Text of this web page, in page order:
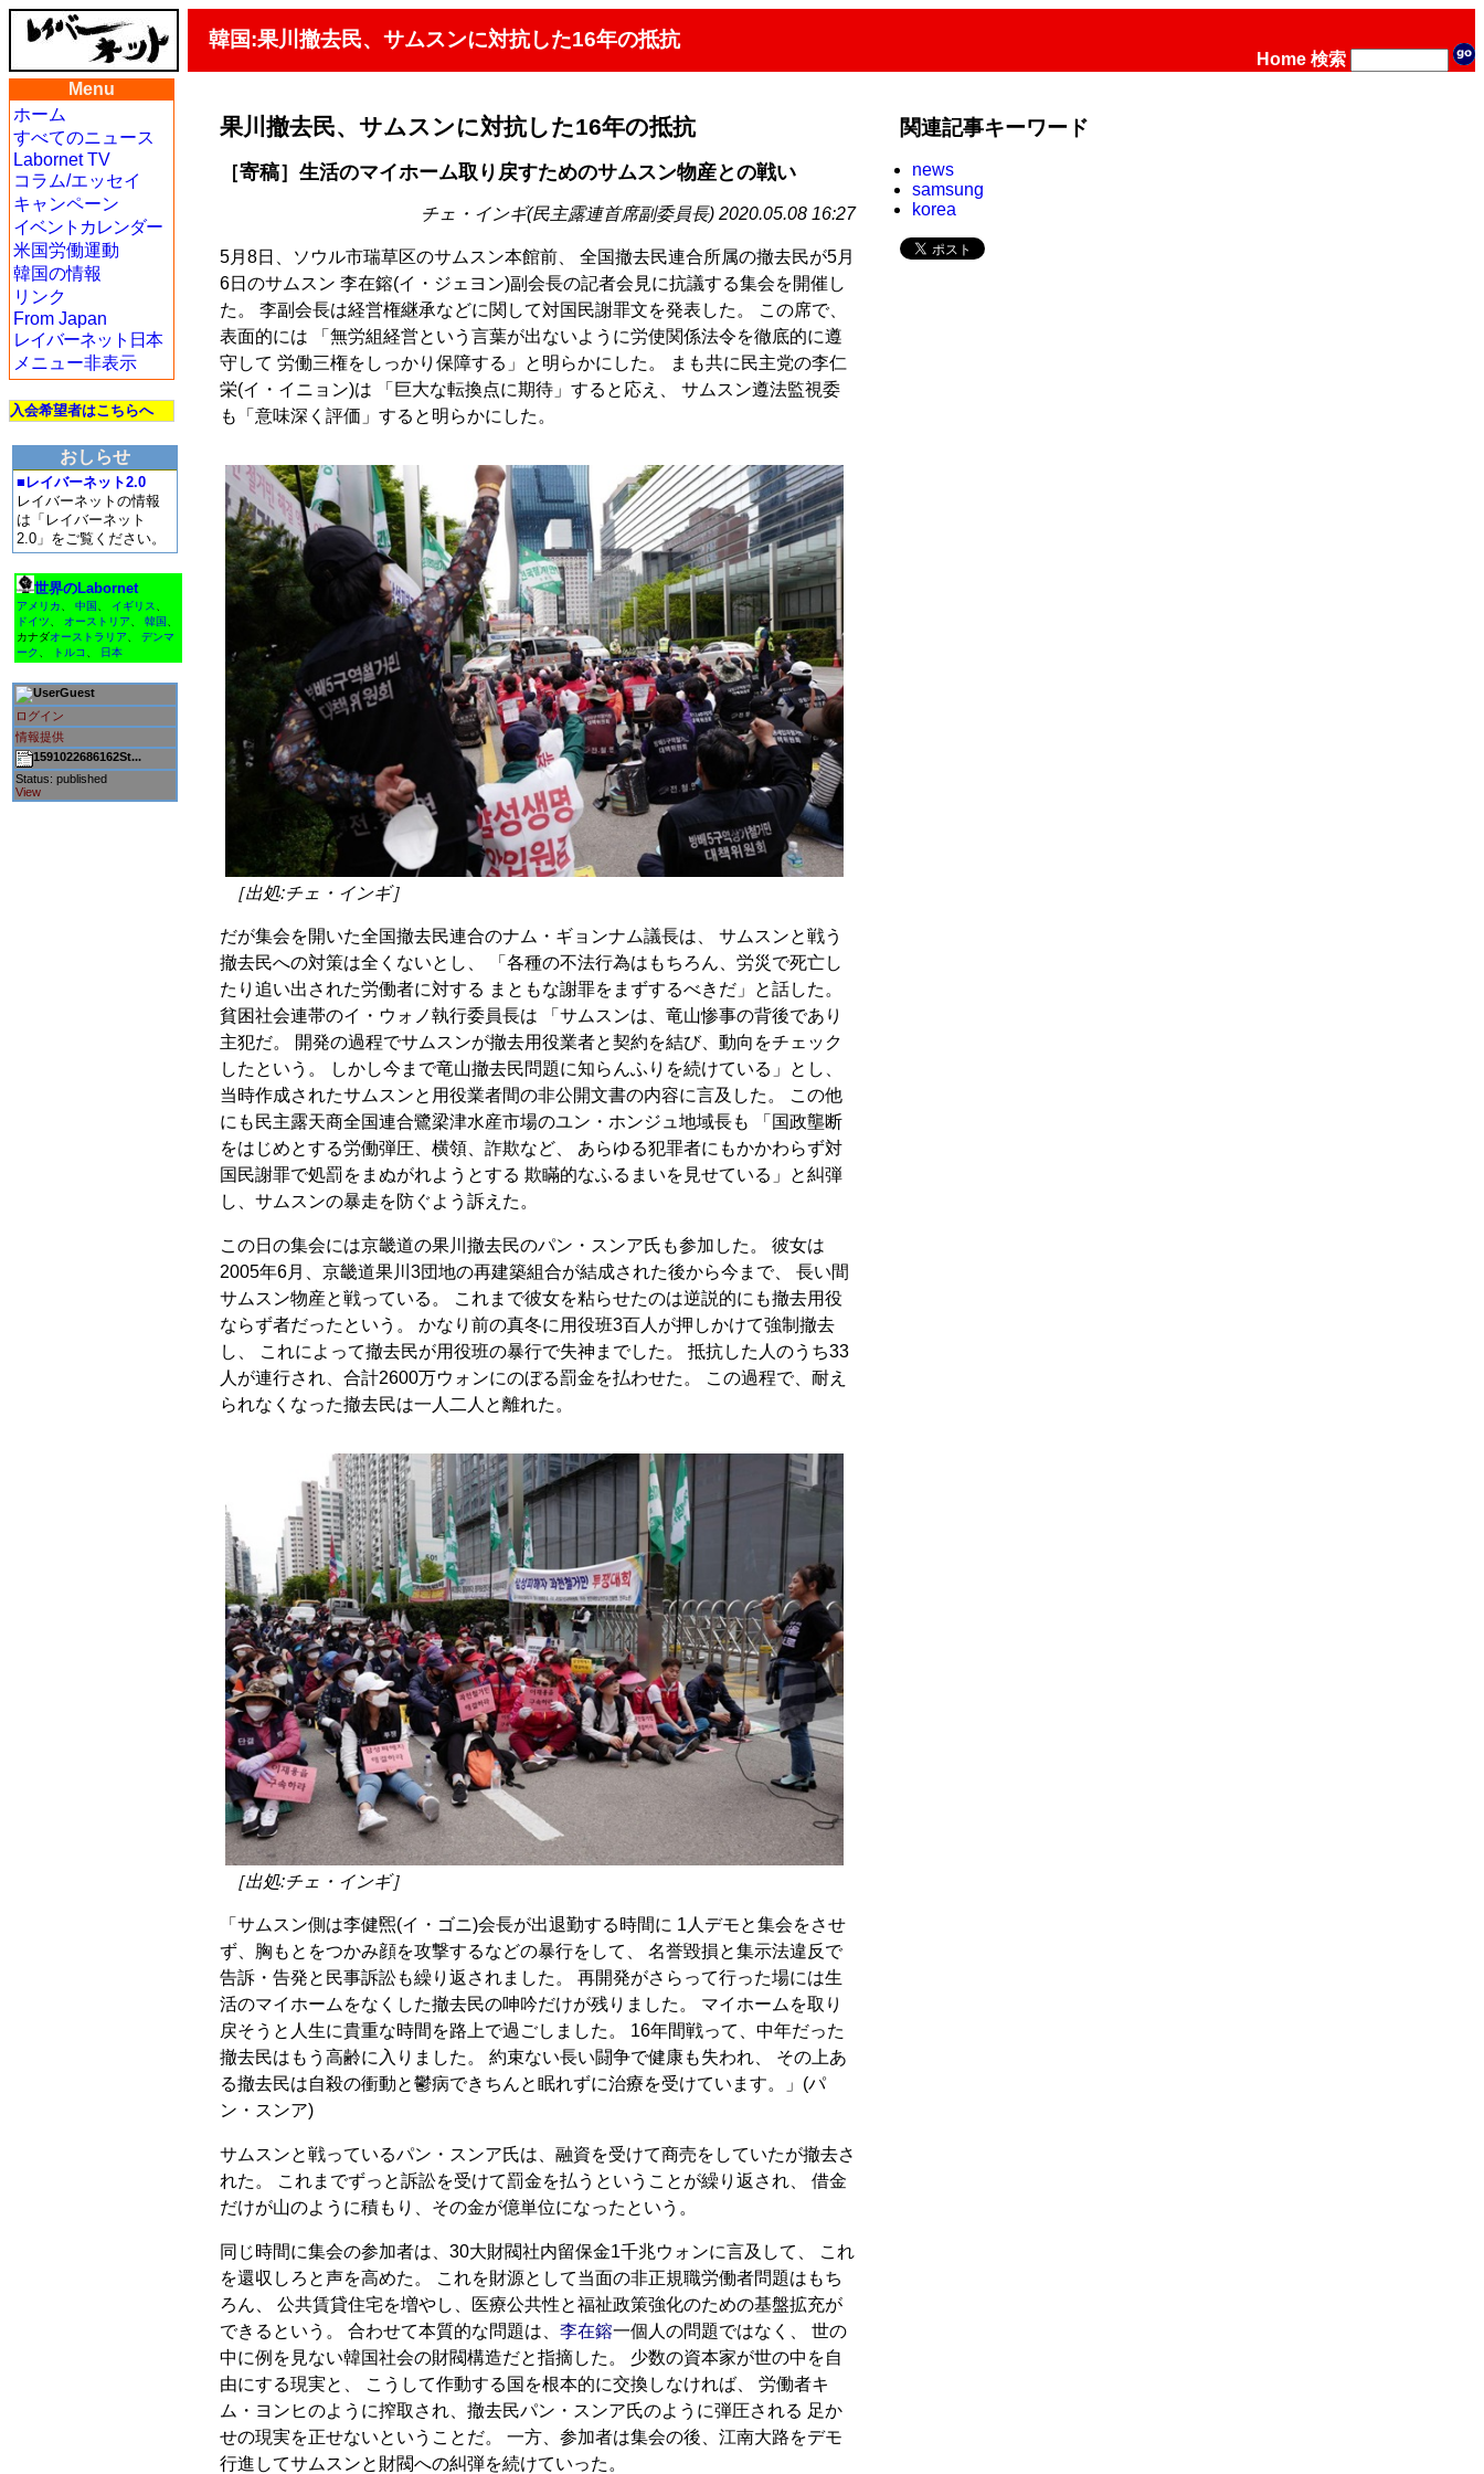
韓国:果川撤去民、サムスンに対抗した16年の抵抗
Home 検索
Menu
ホーム
すべてのニュース
Labornet TV
コラム/エッセイ
キャンペーン
イベントカレンダー
米国労働運動
韓国の情報
リンク
From Japan
レイバーネット日本
メニュー非表示
入会希望者はこちらへ
おしらせ
■レイバーネット2.0
レイバーネットの情報
は「レイバーネット
2.0」をご覧ください。
世界のLabornet
アメリカ 中国 イギリス
ドイツ
オーストリア 韓国
カナダオーストラリア
デンマ
ーク
トルコ 日本
Guest
ログイン
情報提供
1591022686162St...
Status: published
View
果川撤去民、サムスンに対抗した16年の抵抗
［寄稿］生活のマイホーム取り戻すためのサムスン物産との戦い
チェ・インギ(民主露連首席副委員長) 2020.05.08 16:27
5月8日、ソウル市瑞草区のサムスン本館前、 全国撤去民連合所属の撤去民が5月
6日のサムスン 李在鎔(イ・ジェヨン)副会長の記者会見に抗議する集会を開催し
た。 李副会長は経営権継承などに関して対国民謝罪文を発表した。 この席で、
表面的には 「無労組経営という言葉が出ないように労使関係法令を徹底的に遵
守して 労働三権をしっかり保障する」と明らかにした。 まも共に民主党の李仁
栄(イ・イニョン)は 「巨大な転換点に期待」すると応え、 サムスン遵法監視委
も「意味深く評価」すると明らかにした。
［出処:チェ・インギ］
だが集会を開いた全国撤去民連合のナム・ギョンナム議長は、 サムスンと戦う
撤去民への対策は全くないとし、 「各種の不法行為はもちろん、労災で死亡し
たり追い出された労働者に対する まともな謝罪をまずするべきだ」と話した。
貧困社会連帯のイ・ウォノ執行委員長は 「サムスンは、竜山惨事の背後であり
主犯だ。 開発の過程でサムスンが撤去用役業者と契約を結び、動向をチェック
したという。 しかし今まで竜山撤去民問題に知らんふりを続けている」とし、
当時作成されたサムスンと用役業者間の非公開文書の内容に言及した。 この他
にも民主露天商全国連合鷺梁津水産市場のユン・ホンジュ地域長も 「国政壟断
をはじめとする労働弾圧、横領、詐欺など、 あらゆる犯罪者にもかかわらず対
国民謝罪で処罰をまぬがれようとする 欺瞞的なふるまいを見せている」と糾弾
し、サムスンの暴走を防ぐよう訴えた。
この日の集会には京畿道の果川撤去民のパン・スンア氏も参加した。 彼女は
2005年6月、京畿道果川3団地の再建築組合が結成された後から今まで、 長い間
サムスン物産と戦っている。 これまで彼女を粘らせたのは逆説的にも撤去用役
ならず者だったという。 かなり前の真冬に用役班3百人が押しかけて強制撤去
し、 これによって撤去民が用役班の暴行で失神までした。 抵抗した人のうち33
人が連行され、合計2600万ウォンにのぼる罰金を払わせた。 この過程で、耐え
られなくなった撤去民は一人二人と離れた。
［出処:チェ・インギ］
「サムスン側は李健煕(イ・ゴニ)会長が出退勤する時間に 1人デモと集会をさせ
ず、胸もとをつかみ顔を攻撃するなどの暴行をして、 名誉毀損と集示法違反で
告訴・告発と民事訴訟も繰り返されました。 再開発がさらって行った場には生
活のマイホームをなくした撤去民の呻吟だけが残りました。 マイホームを取り
戻そうと人生に貴重な時間を路上で過ごしました。 16年間戦って、中年だった
撤去民はもう高齢に入りました。 約束ない長い闘争で健康も失われ、 その上あ
る撤去民は自殺の衝動と鬱病できちんと眠れずに治療を受けています。」(パ
ン・スンア)
サムスンと戦っているパン・スンア氏は、融資を受けて商売をしていたが撤去さ
れた。 これまでずっと訴訟を受けて罰金を払うということが繰り返され、 借金
だけが山のように積もり、その金が億単位になったという。
同じ時間に集会の参加者は、30大財閥社内留保金1千兆ウォンに言及して、 これ
を還収しろと声を高めた。 これを財源として当面の非正規職労働者問題はもち
ろん、 公共賃貸住宅を増やし、医療公共性と福祉政策強化のための基盤拡充が
できるという。 合わせて本質的な問題は、李在鎔一個人の問題ではなく、 世の
中に例を見ない韓国社会の財閥構造だと指摘した。 少数の資本家が世の中を自
由にする現実と、 こうして作動する国を根本的に交換しなければ、 労働者キ
ム・ヨンヒのように搾取され、撤去民パン・スンア氏のように弾圧される 足か
せの現実を正せないということだ。 一方、参加者は集会の後、江南大路をデモ
行進してサムスンと財閥への糾弾を続けていった。
関連記事キーワード
news
samsung
korea